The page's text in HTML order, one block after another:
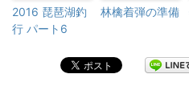
2016 琵琶湖釣
行 パート6
林檎着弾の準備